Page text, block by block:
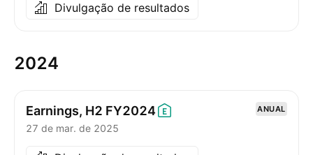
Divulgação de resultados
2024
Earnings, H2 FY2024 ANUAL
27 de mar. de 2025